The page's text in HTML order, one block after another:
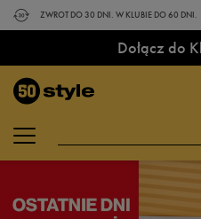
ZWROT DO 30 DNI. W KLUBIE DO 60 DNI.
Dołącz do